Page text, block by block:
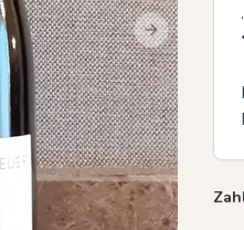
Next slide
.